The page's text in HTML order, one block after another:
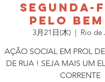
SEGUNDA-
PELO
3月21日(木)
  |
Rio de
AÇÃO SOCIAL EM PROL
DE RUA ! SEJA MAIS UM
CORRENTE